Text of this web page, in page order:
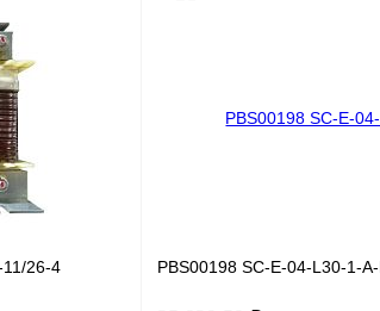
26-4 PBS00198 SC-E-04-L30-1-